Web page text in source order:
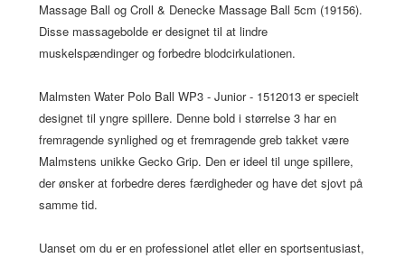
Massage Ball og Croll & Denecke Massage Ball 5cm (19156).
Disse massagebolde er designet til at lindre
muskelspændinger og forbedre blodcirkulationen.
Malmsten Water Polo Ball WP3 - Junior - 1512013 er specielt
designet til yngre spillere. Denne bold i størrelse 3 har en
fremragende synlighed og et fremragende greb takket være
Malmstens unikke Gecko Grip. Den er ideel til unge spillere,
der ønsker at forbedre deres færdigheder og have det sjovt på
samme tid.
Uanset om du er en professionel atlet eller en sportsentusiast,